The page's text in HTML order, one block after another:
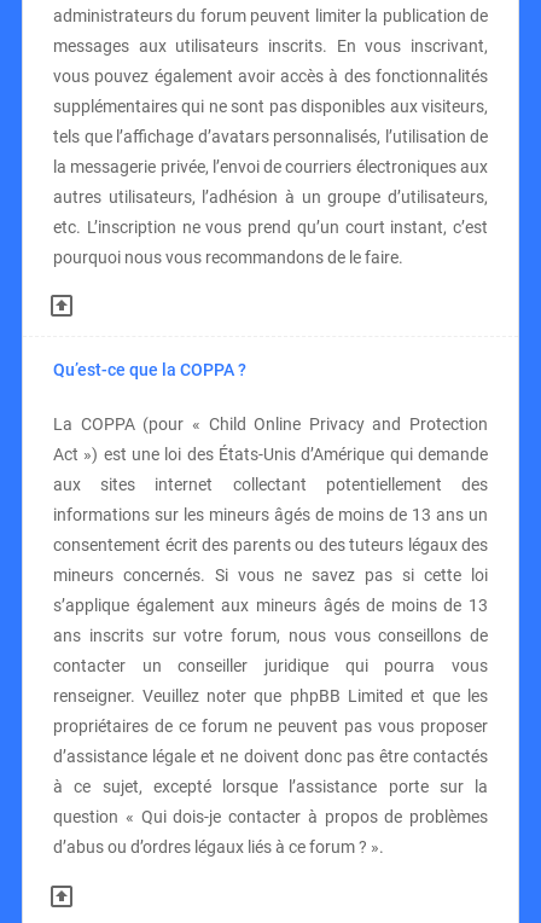
administrateurs du forum peuvent limiter la publication de
messages aux utilisateurs inscrits. En vous inscrivant,
vous pouvez également avoir accès à des fonctionnalités
supplémentaires qui ne sont pas disponibles aux visiteurs,
tels que l’affichage d’avatars personnalisés, l’utilisation de
la messagerie privée, l’envoi de courriers électroniques aux
autres utilisateurs, l’adhésion à un groupe d’utilisateurs,
etc. L’inscription ne vous prend qu’un court instant, c’est
pourquoi nous vous recommandons de le faire.
Qu’est-ce que la COPPA ?
La COPPA (pour « Child Online Privacy and Protection
Act ») est une loi des États-Unis d’Amérique qui demande
aux sites internet collectant potentiellement des
informations sur les mineurs âgés de moins de 13 ans un
consentement écrit des parents ou des tuteurs légaux des
mineurs concernés. Si vous ne savez pas si cette loi
s’applique également aux mineurs âgés de moins de 13
ans inscrits sur votre forum, nous vous conseillons de
contacter un conseiller juridique qui pourra vous
renseigner. Veuillez noter que phpBB Limited et que les
propriétaires de ce forum ne peuvent pas vous proposer
d’assistance légale et ne doivent donc pas être contactés
à ce sujet, excepté lorsque l’assistance porte sur la
question « Qui dois-je contacter à propos de problèmes
d’abus ou d’ordres légaux liés à ce forum ? ».